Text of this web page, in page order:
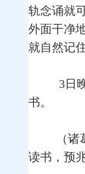
轨念诵就
外面干净
就自然记
3日
书。
（诸
读书，预